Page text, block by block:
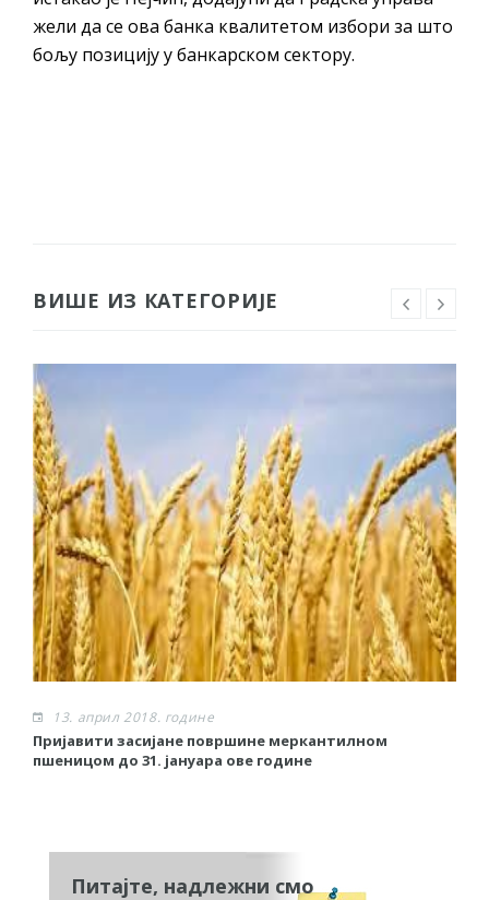
жели да се ова банка квалитетом избори за што
бољу позицију у банкарском сектору.
ВИШЕ ИЗ КАТЕГОРИЈЕ
13. април 2018. године
Пријавити засијане површине меркантилном
пшеницом до 31. јануара ове године
Питајте, надлежни смо